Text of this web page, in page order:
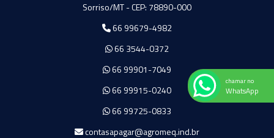
Sorriso/MT - CEP: 78890-000
66 99679-4982
66 3544-0372
66 99901-7049
66 99915-0240
66 99725-0833
contasapagar@agromeq.ind.br
chamar no
WhatsApp